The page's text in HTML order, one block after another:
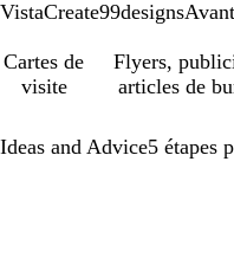
VistaCreate99designs
Cartes de
visite
Flyers,
articles de
Ideas and Advice5 étapes